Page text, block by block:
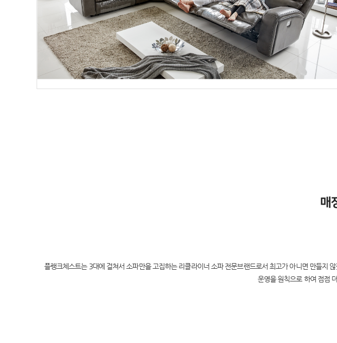
매
플랭크체스트는 3대에 걸쳐서 소파만을 고집하는 리클라이너 소파 전문브랜드로서 최고가 아니면 만들지
운영을 원칙으로 하여 점점